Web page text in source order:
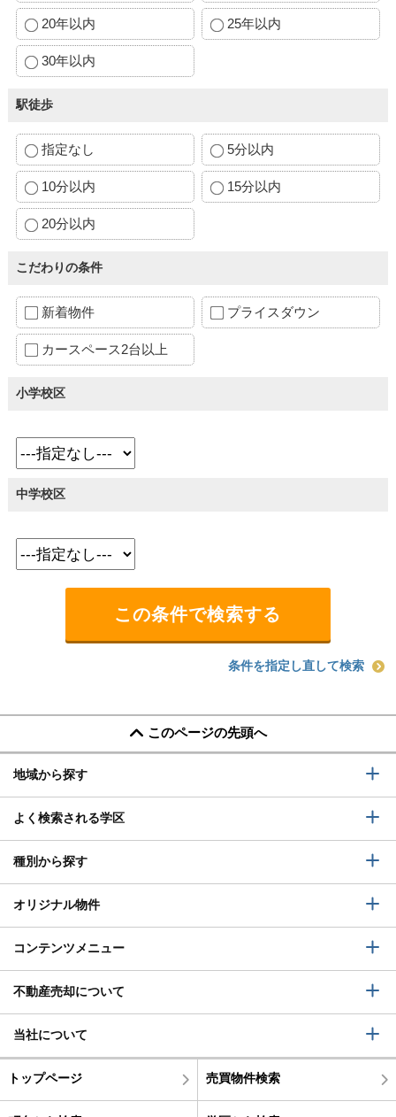
20年以内 25年以内
30年以内
駅徒歩
指定なし 5分以内
10分以内 15分以内
20分以内
こだわりの条件
新着物件 プライスダウン
カースペース2台以上
小学校区
中学校区
条件を指定し直して検索
このページの先頭へ
地域から探す
よく検索される学区
種別から探す
オリジナル物件
コンテンツメニュー
不動産売却について
当社について
トップページ 売買物件検索